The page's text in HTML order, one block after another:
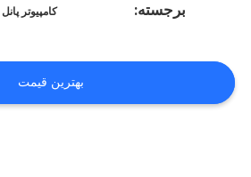
ما
تماس
برجسته:
کامپیوتر
بهترین قیمت